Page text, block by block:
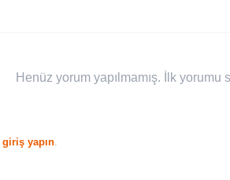
Henüz yorum yapılmamış. İlk yorumu
giriş yapın.